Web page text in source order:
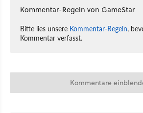
Kommentar-Regeln von GameStar
Bitte lies unsere Kommentar-Regeln,
Kommentar verfasst.
Kommentare